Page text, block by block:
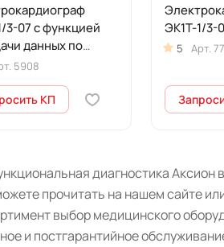
3-07 с функцией
данных по
GSM
5908
КП
ЭК1Т-1/3-
5 Арт.
диагностика
прочитать на нашем сайте
выбор медицинского
и постгарантийное